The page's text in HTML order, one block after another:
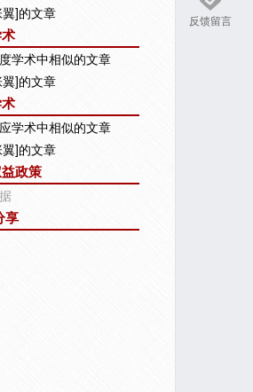
反馈留言
]的文章
学术中相似的文章
]的文章
学术中相似的文章
]的文章
政策
享